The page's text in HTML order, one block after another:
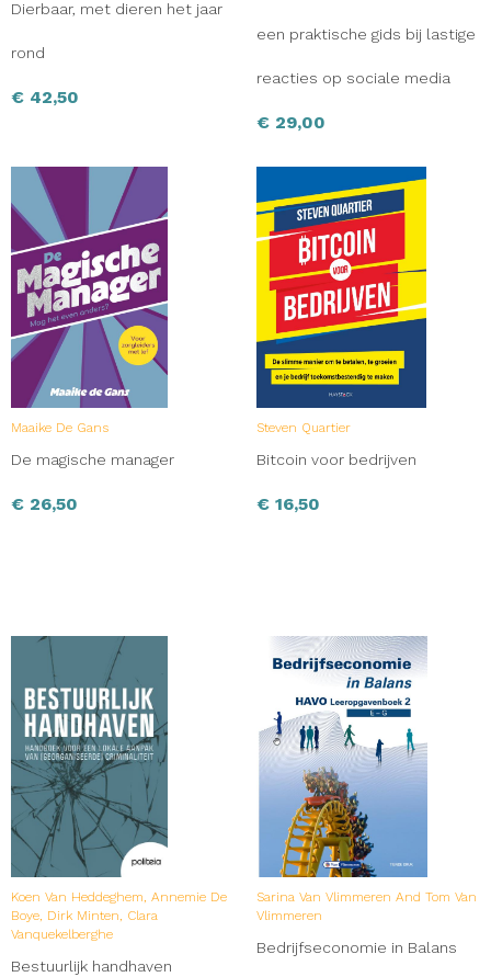
Dierbaar, met dieren het jaar
rond
€ 42,50
een praktische gids bij lastige
reacties op sociale media
€ 29,00
Maaike De Gans
De magische manager
€ 26,50
Steven Quartier
Bitcoin voor bedrijven
€ 16,50
Koen Van Heddeghem, Annemie De
Boye, Dirk Minten, Clara
Vanquekelberghe
Bestuurlijk handhaven
Sarina Van Vlimmeren And Tom Van
Vlimmeren
Bedrijfseconomie in Balans